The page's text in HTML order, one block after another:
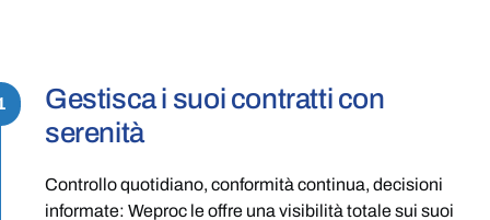
Gestisca i suoi contratti con
serenità
Controllo quotidiano, conformità continua, decisioni
informate: Weproc le offre una visibilità totale sui suoi